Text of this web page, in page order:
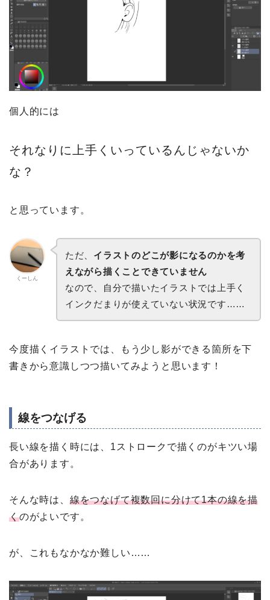
個人的には
それなりに上手くいっているんじゃないか
な？
と思っています。
くーしん
ただ、 イラストのどこが影になるのかを考
えながら描くことできていません
なので、自分で描いたイラストでは上手く
インクだまりが使えていない状況です……
今度描くイラストでは、もう少し影ができる箇所を下
書きから意識しつつ描いてみようと思います！
線をつなげる
長い線を描く時には、1ストロークで描くのがキツい場
合があります。
そんな時は、 線をつなげて複数回に分けて1本の線を描
くのがよいです。
が、これもなかなか難しい……